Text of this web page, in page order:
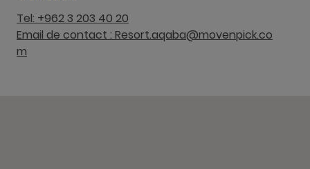
Tel: +962 3 203 40 20
Email de contact : Resort.aqaba@movenpick.co
m